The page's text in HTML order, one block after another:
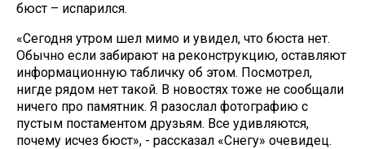
бюст – испарился.
«Сегодня утром шел мимо и увидел, что бюста нет.
Обычно если забирают на реконструкцию, оставляют
информационную табличку об этом. Посмотрел,
нигде рядом нет такой. В новостях тоже не сообщали
ничего про памятник. Я разослал фотографию с
пустым постаментом друзьям. Все удивляются,
почему исчез бюст», - рассказал «Снегу» очевидец.